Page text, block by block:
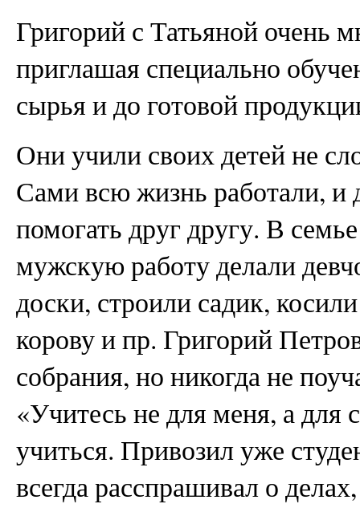
Григорий с Татьяной очень
приглашая специально
сырья и до готовой
Они учили своих детей не
Сами всю жизнь работали, и
помогать друг другу. В
мужскую работу делали
доски, строили садик,
корову и пр. Григорий
собрания, но никогда не
«Учитесь не для меня, а для
учиться. Привозил уже
всегда расспрашивал о